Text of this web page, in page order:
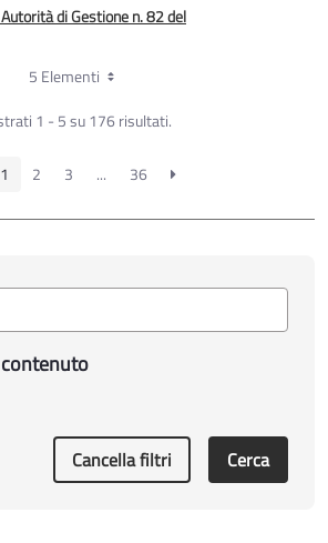
di Gestione n. 82 del
precisazioni in merito alle
a valere sulla SM 3.1
5 Elementi
1 - 5 su 176 risultati.
1 2 3 ... 36
contenuto
Cancella filtri Cerca